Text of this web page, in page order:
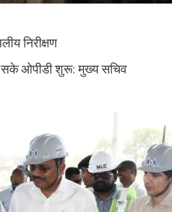
निरीक्षण
सके ओपीडी शुरू: मुख्य सचिव